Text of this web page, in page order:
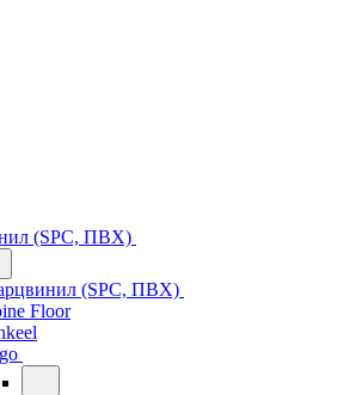
(SPC, ПВХ)
(SPC, ПВХ)
Floor